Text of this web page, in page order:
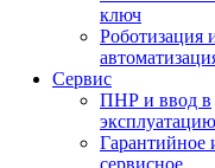
ключ
Роботизация
Сервис
ПНР и ввод в
эксплуатацию
Гарантийное
сервисное